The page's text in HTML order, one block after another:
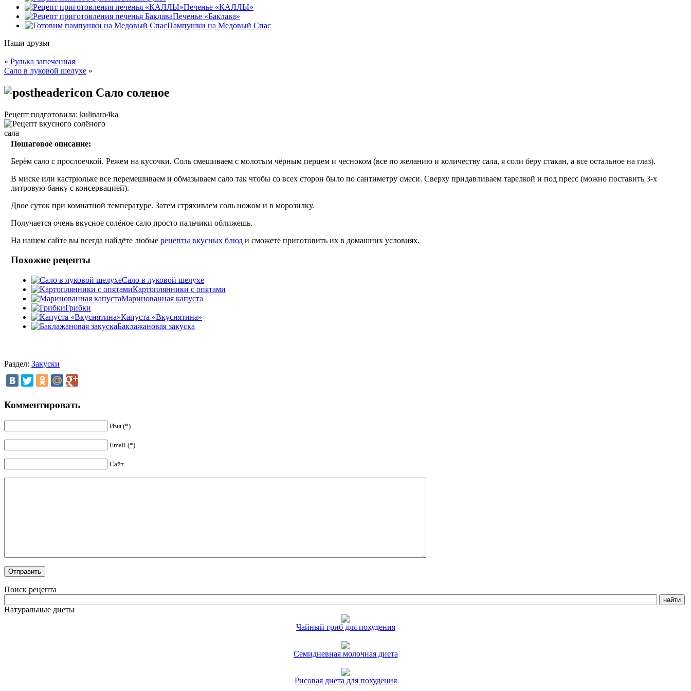
Печенье «КАЛЛЫ»
Печенье «Баклава»
Пампушки на Медовый Спас
Наши друзья
« Рулька запеченная
Сало в луковой шелухе »
Сало соленое
Рецепт подготовила: kulinaro4ka
Пошаговое описание:
Берём сало с прослоечкой. Режем на кусочки. Соль смешиваем с молотым чёрным перцем и чесноком (все по желанию и количеству сала, я соли беру стакан, а все остальное на глаз).
В миске или кастрюльке все перемешиваем и обмазываем сало так чтобы со всех сторон было по сантиметру смеси. Сверху придавливаем тарелкой и под пресс (можно поставить 3-х
литровую банку с консервацией).
Двое суток при комнатной температуре. Затем стряхиваем соль ножом и в морозилку.
Получается очень вкусное солёное сало просто пальчики оближешь.
На нашем сайте вы всегда найдёте любые рецепты вкусных блюд и сможете приготовить их в домашних условиях.
Похожие рецепты
Сало в луковой шелухе
Картоплянники с опятами
Маринованная капуста
Грибки
Капуста «Вкуснятина»
Баклажановая закуска
Раздел: Закуски
Комментировать
Имя (*)
Email (*)
Сайт
Поиск рецепта
Натуральные диеты
Чайный гриб для похудения
Семидневная молочная диета
Рисовая диета для похудения